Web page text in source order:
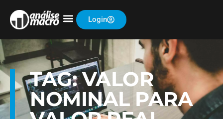
Login
TAG: VALOR
NOMINAL PARA